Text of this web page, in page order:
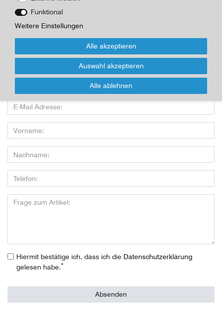
Inhalt1 Stück
Für Infos zum Artikel oder Kauf, bitte Formular
nutzen!
Wenn Sie den Artikel kaufen möchten, dann bitte das Formular
Hiermit bestätige ich, dass ich die Daten­schutz­erklärung
gelesen habe.*
Absenden
Funktional
Weitere Einstellungen
Alle akzeptieren
Auswahl akzeptieren
Alle ablehnen